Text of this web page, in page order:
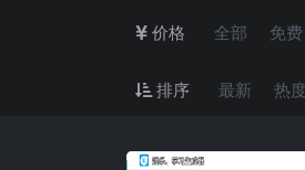
价格 全部 免费
排序 最新 热度